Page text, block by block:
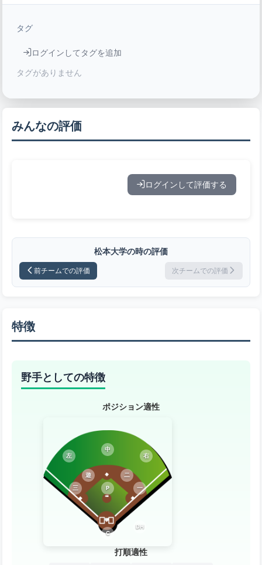
タグ
ログインしてタグを追加
タグがありません
みんなの評価
ログインして評価する
松本大学の時の評価
前チームでの評価 次チームでの評価
特徴
野手としての特徴
ポジション適性
P
C
一
二
三
遊
左
中
右
DH
打順適性